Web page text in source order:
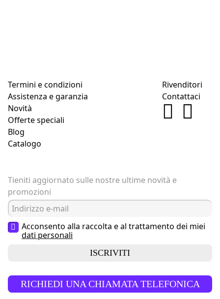
Termini e condizioni
Assistenza e garanzia
Novità
Offerte speciali
Blog
Catalogo
Rivenditori
Contattaci
Tieniti aggiornato sulle nostre ultime novità e
promozioni
Acconsento alla raccolta e al trattamento dei miei
dati personali
ISCRIVITI
RICHIEDI UNA CHIAMATA TELEFONICA